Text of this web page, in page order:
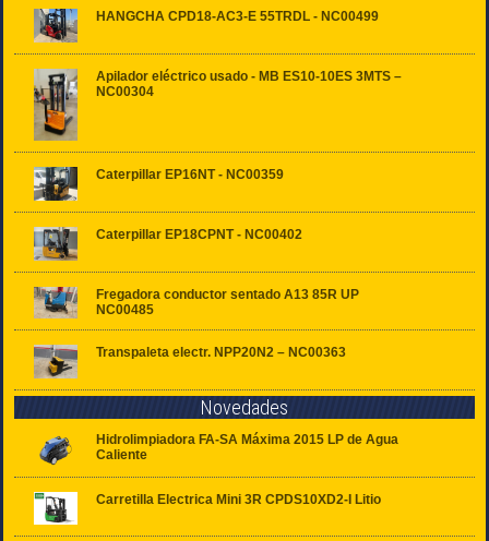
HANGCHA CPD18-AC3-E 55TRDL - NC00499
Apilador eléctrico usado - MB ES10-10ES 3MTS –
NC00304
Caterpillar EP16NT - NC00359
Caterpillar EP18CPNT - NC00402
Fregadora conductor sentado A13 85R UP
NC00485
Transpaleta electr. NPP20N2 – NC00363
Novedades
Hidrolimpiadora FA-SA Máxima 2015 LP de Agua
Caliente
Carretilla Electrica Mini 3R CPDS10XD2-I Litio